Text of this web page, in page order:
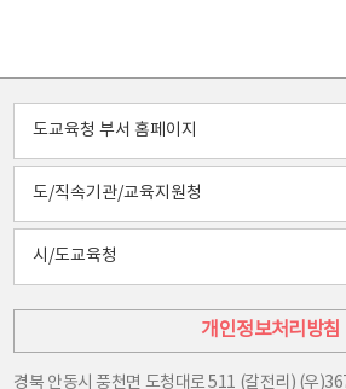
도교육청 부서 홈페이지
도/직속기관/교육지원청
시/도교육청
개인정보처리방침
경북 안동시 풍천면 도청대로 511 (갈전리) (우